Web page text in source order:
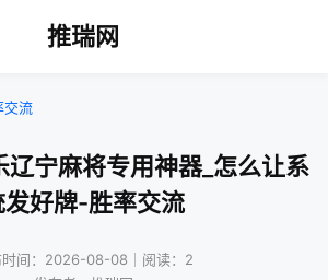
推瑞网
交流
辽宁麻将专用神器_怎么让系
发好牌-胜率交流
时间：2026-08-08｜阅读：2